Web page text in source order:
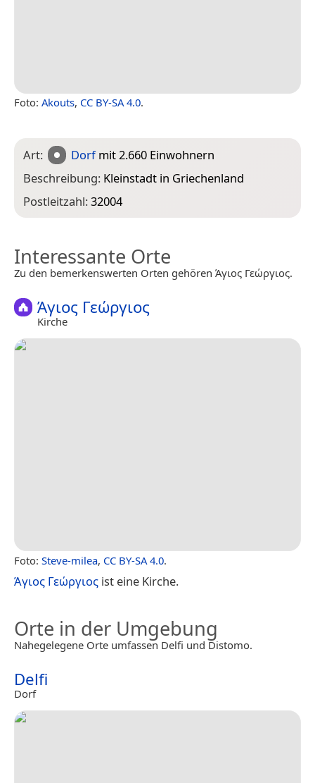
Foto: Akouts, CC BY-SA 4.0.
Art: Dorfmit 2.660 Einwohnern
Beschreibung: Kleinstadt in Griechenland
Postleitzahl:32004
Interessante Orte
Zu den bemerkenswerten Orten gehören Άγιος Γεώργιος.
Άγιος Γεώργιος
Kirche
Foto: Steve-milea, CC BY-SA 4.0.
Άγιος Γεώργιος ist eine Kirche.
Orte in der Umgebung
Nahegelegene Orte umfassen Delfi und Distomo.
Delfi
Dorf